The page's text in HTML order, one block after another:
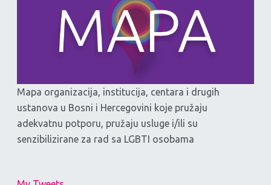
Mapa organizacija, institucija, centara i drugih
ustanova u Bosni i Hercegovini koje pružaju
adekvatnu potporu, pružaju usluge i/ili su
senzibilizirane za rad sa LGBTI osobama